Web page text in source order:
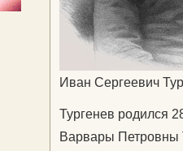
Иван Сергеевич
Тургенев родился
Варвары Петровны